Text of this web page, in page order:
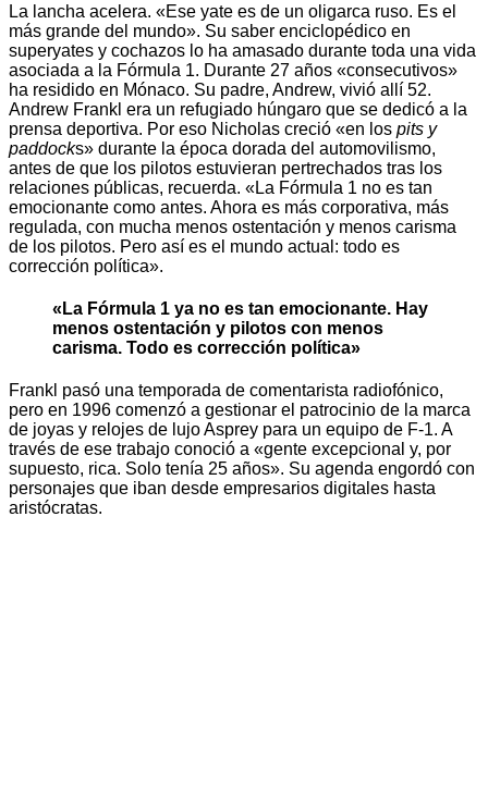
La lancha acelera. «Ese yate es de un oligarca ruso. Es el
más grande del mundo». Su saber enciclopédico en
superyates y cochazos lo ha amasado durante toda una vida
asociada a la Fórmula 1. Durante 27 años «consecutivos»
ha residido en Mónaco. Su padre, Andrew, vivió allí 52.
Andrew Frankl era un refugiado húngaro que se dedicó a la
prensa deportiva. Por eso Nicholas creció «en los pits y
paddocks» durante la época dorada del automovilismo,
antes de que los pilotos estuvieran pertrechados tras los
relaciones públicas, recuerda. «La Fórmula 1 no es tan
emocionante como antes. Ahora es más corporativa, más
regulada, con mucha menos ostentación y menos carisma
de los pilotos. Pero así es el mundo actual: todo es
corrección política».
«La Fórmula 1 ya no es tan emocionante. Hay
menos ostentación y pilotos con menos
carisma. Todo es corrección política»
Frankl pasó una temporada de comentarista radiofónico,
pero en 1996 comenzó a gestionar el patrocinio de la marca
de joyas y relojes de lujo Asprey para un equipo de F-1. A
través de ese trabajo conoció a «gente excepcional y, por
supuesto, rica. Solo tenía 25 años». Su agenda engordó con
personajes que iban desde empresarios digitales hasta
aristócratas.